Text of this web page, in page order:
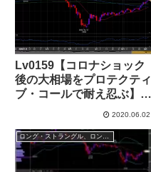
Lv0159【コロナショック
後の大相場をプロテクティ
ブ・コールで耐え忍ぶ】
2020.06.02